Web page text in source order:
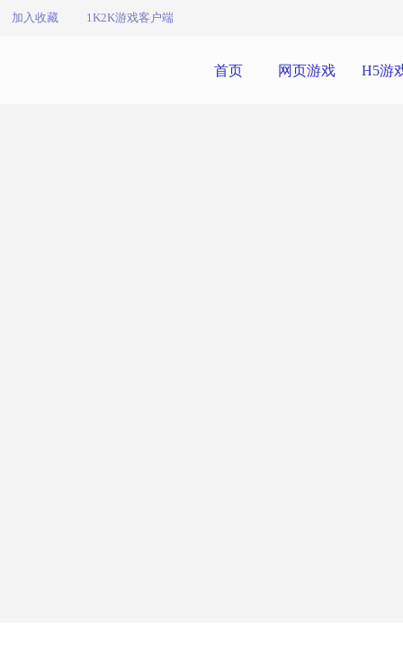
加入收藏 1K2K游戏客户端
首页 网页游戏 H5游